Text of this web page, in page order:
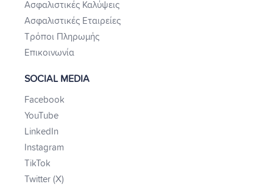
Ασφαλιστικές Καλύψεις
Ασφαλιστικές Εταιρείες
Τρόποι Πληρωμής
Επικοινωνία
SOCIAL MEDIA
Facebook
YouTube
LinkedIn
Instagram
TikTok
Twitter (X)